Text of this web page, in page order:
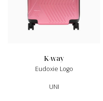
k-way
Eudoxie Logo
UNI